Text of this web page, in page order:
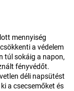
mennyiség
a védelem
túl sokáig a napon,
fényvédőt.
déli napsütést
a csecsemőket és